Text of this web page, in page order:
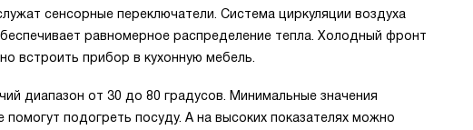
сенсорные переключатели. Система циркуляции воздуха
равномерное распределение тепла. Холодный фронт
встроить прибор в кухонную мебель.
диапазон от 30 до 80 градусов. Минимальные значения
подогреть посуду. А на высоких показателях можно